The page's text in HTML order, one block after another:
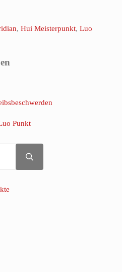
, Hui Meisterpunkt, Luo
Punkt
Submit search